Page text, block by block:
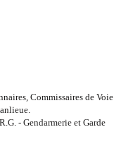
Commissaires de Voie
- Gendarmerie et Garde